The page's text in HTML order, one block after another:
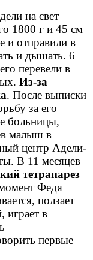
на свет
1800 г и 45 см
и отправили в
и дышать. 6
перевели в
Из-за
. После выписки
за его
больницы,
малыш в
центр Адели-
В 11 месяцев
тетрапарез
Федя
ползает
играет в
первые